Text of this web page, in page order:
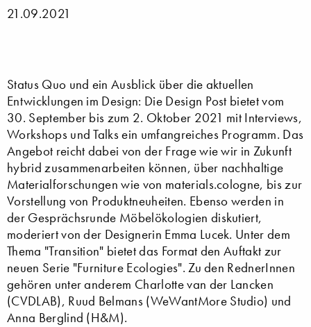
21.09.2021
Status Quo und ein Ausblick über die aktuellen
Entwicklungen im Design: Die Design Post bietet vom
30. September bis zum 2. Oktober 2021 mit Interviews,
Workshops und Talks ein umfangreiches Programm. Das
Angebot reicht dabei von der Frage wie wir in Zukunft
hybrid zusammenarbeiten können, über nachhaltige
Materialforschungen wie von materials.cologne, bis zur
Vorstellung von Produktneuheiten. Ebenso werden in
der Gesprächsrunde Möbelökologien diskutiert,
moderiert von der Designerin Emma Lucek. Unter dem
Thema "Transition" bietet das Format den Auftakt zur
neuen Serie "Furniture Ecologies". Zu den RednerInnen
gehören unter anderem Charlotte van der Lancken
(CVDLAB), Ruud Belmans (WeWantMore Studio) und
Anna Berglind (H&M).